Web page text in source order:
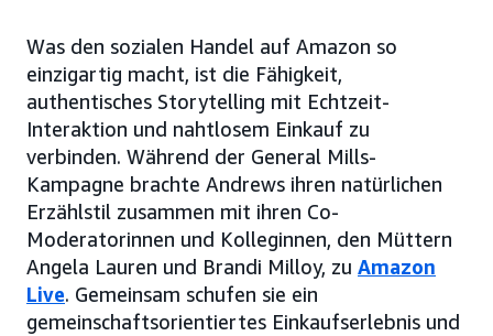
Was den sozialen Handel auf Amazon so
einzigartig macht, ist die Fähigkeit,
authentisches Storytelling mit Echtzeit-
Interaktion und nahtlosem Einkauf zu
verbinden. Während der General Mills-
Kampagne brachte Andrews ihren natürlichen
Erzählstil zusammen mit ihren Co-
Moderatorinnen und Kolleginnen, den Müttern
Angela Lauren und Brandi Milloy, zu Amazon
Live. Gemeinsam schufen sie ein
gemeinschaftsorientiertes Einkaufserlebnis und